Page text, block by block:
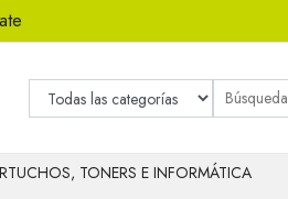
TONERS E INFORMÁTICA